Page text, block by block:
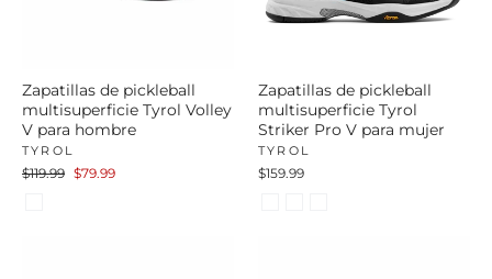
Zapatillas de pickleball
multisuperficie Tyrol Volley
V para hombre
TYROL
Precio
$119.99 Precio
$79.99
Zapatillas de pickleball
multisuperficie Tyrol
Striker Pro V para mujer
TYROL
$159.99